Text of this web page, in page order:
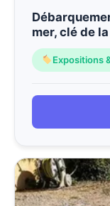
mer, clé de
Expositions